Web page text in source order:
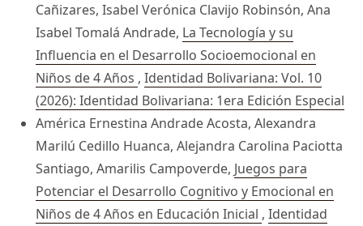
Cañizares, Isabel Verónica Clavijo Robinsón, Ana
Isabel Tomalá Andrade, La Tecnología y su
Influencia en el Desarrollo Socioemocional en
Niños de 4 Años , Identidad Bolivariana: Vol. 10
(2026): Identidad Bolivariana: 1era Edición Especial
América Ernestina Andrade Acosta, Alexandra
Marilú Cedillo Huanca, Alejandra Carolina Paciotta
Santiago, Amarilis Campoverde, Juegos para
Potenciar el Desarrollo Cognitivo y Emocional en
Niños de 4 Años en Educación Inicial , Identidad